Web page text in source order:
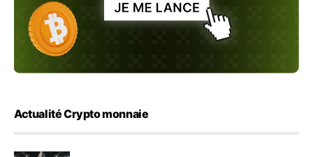
Actualité Crypto monnaie